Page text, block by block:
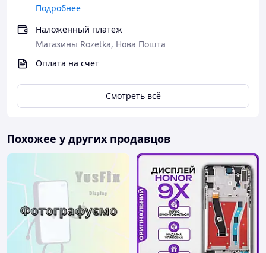
Подробнее
Наложенный платеж
Магазины Rozetka, Нова Пошта
Оплата на счет
Смотреть всё
Похожее у других продавцов